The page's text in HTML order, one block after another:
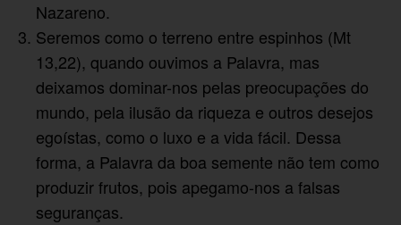
Nazareno.
Seremos como o terreno entre espinhos (Mt
13,22), quando ouvimos a Palavra, mas
deixamos dominar-nos pelas preocupações do
mundo, pela ilusão da riqueza e outros desejos
egoístas, como o luxo e a vida fácil. Dessa
forma, a Palavra da boa semente não tem como
produzir frutos, pois apegamo-nos a falsas
seguranças.